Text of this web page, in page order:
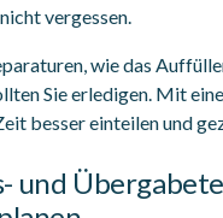
vergessen.
wie das
Sie erledigen. Mit
besser einteilen und
und